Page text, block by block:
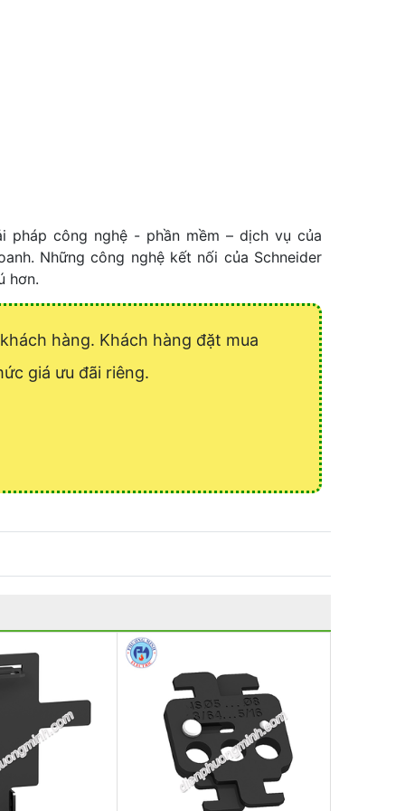
pháp công nghệ - phần mềm – dịch vụ của
Những công nghệ kết nối của Schneider
hơn.
hàng. Khách hàng đặt mua
giá ưu đãi riêng.